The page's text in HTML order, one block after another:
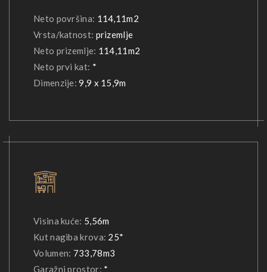
Neto površina: 114,11m2
Vrsta/katnost: prizemlje
Neto prizemlje: 114,11m2
Neto prvi kat: *
Dimenzije: 9,9 x 15,9m
Visina kuće: 5,56m
Kut nagiba krova: 25*
Volumen: 733,78m3
Garažni prostor: *